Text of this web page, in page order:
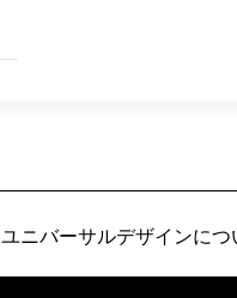
ユニバーサルデザインにつ